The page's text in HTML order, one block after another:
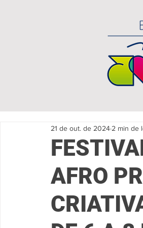
AFRO
21 de out. de 2024 2 min de